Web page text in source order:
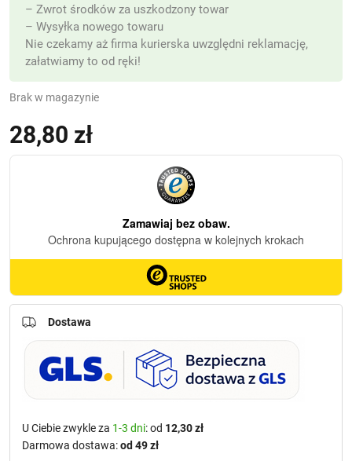
28,80 zł
Brak w magazynie
– Zwrot środków za uszkodzony towar
– Wysyłka nowego towaru
Nie czekamy aż firma kurierska uwzględni reklamację,
załatwiamy to od ręki!
Dostawa
U Ciebie zwykle za 1-3 dni: od 12,30 zł
Darmowa dostawa:od 49 zł